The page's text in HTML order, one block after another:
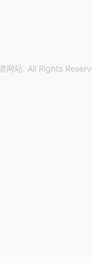
网站. All Rights